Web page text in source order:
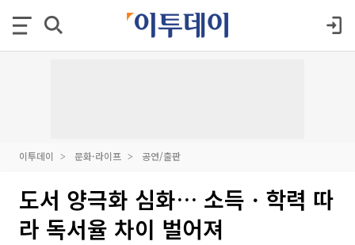
이투데이 문화·라이프 공연/출판
도서 양극화 심화… 소득ㆍ학력 따
라 독서율 차이 벌어져